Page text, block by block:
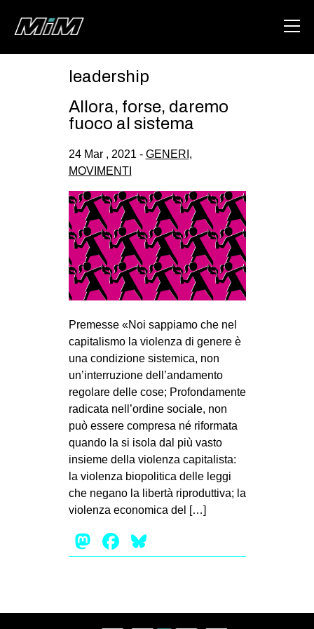
HOME
ABOUT
AREA
DEGENERAZIONE
GAZA FREESTYLE
CSOA LAMBRETTA
MSM
STUDENTI TSUNAMI
ZAM
MILANO
MOBILITAZIONI
SPAZI
SPORT POPOLARE
MOVIMENTI
AMBIENTE
ANTIFASCISMO
DIRITTO ALL’ABITARE
MIGRAZIONI
STUDENTI
leadership
Allora, forse, daremo
fuoco al sistema
24 Mar , 2021 - GENERI ,
MOVIMENTI
Premesse «Noi sappiamo che nel
capitalismo la violenza di genere è
una condizione sistemica, non
un’interruzione dell’andamento
regolare delle cose; Profondamente
radicata nell’ordine sociale, non
può essere compresa né riformata
quando la si isola dal più vasto
insieme della violenza capitalista:
la violenza biopolitica delle leggi
che negano la libertà riproduttiva; la
violenza economica del […]
Mastodon
Facebook